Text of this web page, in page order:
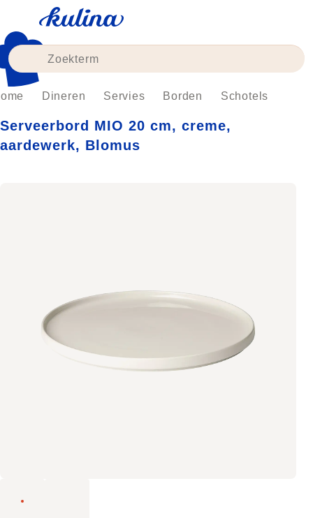
content
Dineren Servies Borden Schotels
Serveerbord MIO 20 cm, creme,
aardewerk, Blomus